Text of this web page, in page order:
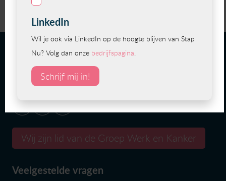
Volg Stap Nu
Volg ons en blijf up to date en/of
nieuwsbrief!
Wij zijn lid van de Groep Werk en Kanker
Veelgestelde vragen